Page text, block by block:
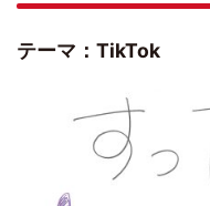
テーマ：TikTok